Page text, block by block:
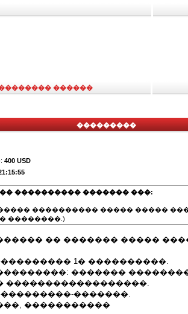
������
���������
400 USD
���������� ������� ���:
���������� ����� �����
��������.)
�� ������� �����
1� ����������.
�������
������������������.
�������.
�����������